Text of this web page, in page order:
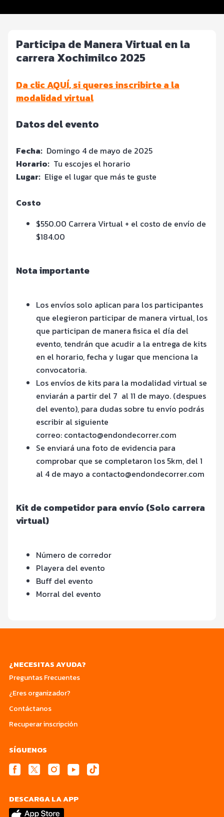
Participa de Manera Virtual en la
carrera Xochimilco 2025
Da clic AQUÍ, si queres inscribirte a la
modalidad virtual
Datos del evento
Fecha: Domingo 4 de mayo de 2025
Horario: Tu escojes el horario
Lugar: Elige el lugar que más te guste
Costo
$550.00 Carrera Virtual + el costo de envío de
$184.00
Nota importante
Los envíos solo aplican para los participantes
que elegieron participar de manera virtual, los
que participan de manera fisica el día del
evento, tendrán que acudir a la entrega de kits
en el horario, fecha y lugar que menciona la
convocatoria.
Los envíos de kits para la modalidad virtual se
enviarán a partir del 7 al 11 de mayo. (despues
del evento), para dudas sobre tu envío podrás
escribir al siguiente
correo: contacto@endondecorrer.com
Se enviará una foto de evidencia para
comprobar que se completaron los 5km, del 1
al 4 de mayo a contacto@endondecorrer.com
Kit de competidor para envío (Solo carrera
virtual)
Número de corredor
Playera del evento
Buff del evento
Morral del evento
¿NECESITAS AYUDA?
Preguntas Frecuentes
¿Eres organizador?
Contáctanos
Recuperar inscripción
SÍGUENOS
DESCARGA LA APP